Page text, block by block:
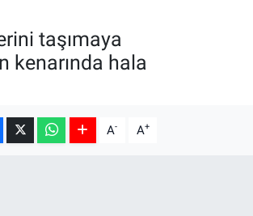
taşımaya
kenarında hala
A- A+